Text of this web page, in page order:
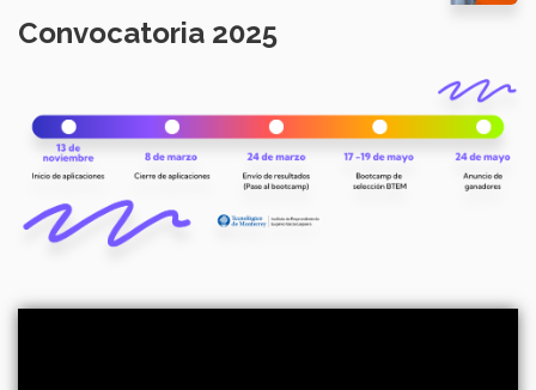
Convocatoria 2025